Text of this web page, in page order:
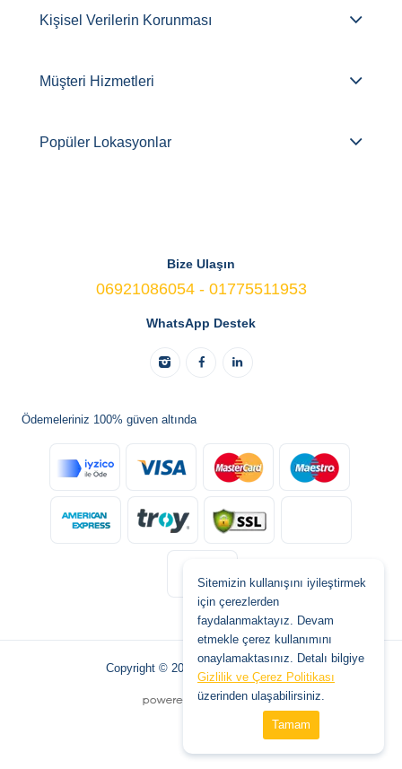
Kişisel Verilerin Korunması
Müşteri Hizmetleri
Popüler Lokasyonlar
Bize Ulaşın
06921086054 - 01775511953
WhatsApp Destek
Ödemeleriniz 100% güven altında
Sitemizin kullanışını iyileştirmek
için çerezlerden
faydalanmaktayız. Devam
etmekle çerez kullanımını
onaylamaktasınız. Detalı bilgiye
Gizlilik ve Çerez Politikası
üzerinden ulaşabilirsiniz.
Tamam
Copyright © 2026 www.tatilburada.de